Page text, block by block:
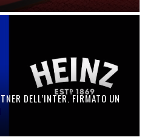
DELL’INTER. FIRMATO UN